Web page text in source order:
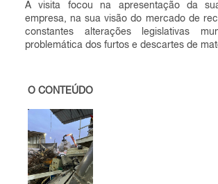
A visita focou na apresentação da
empresa, na sua visão do mercado de
constantes alterações legislativas
problemática dos furtos e descartes de
O CONTEÚDO